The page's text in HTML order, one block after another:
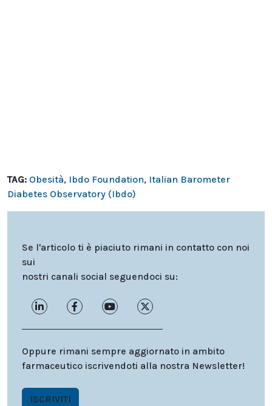
TAG: Obesità, Ibdo Foundation, Italian Barometer
Diabetes Observatory (Ibdo)
Se l'articolo ti è piaciuto rimani in contatto con noi
sui
nostri canali social seguendoci su:
Oppure rimani sempre aggiornato in ambito
farmaceutico iscrivendoti alla nostra Newsletter!
ISCRIVITI